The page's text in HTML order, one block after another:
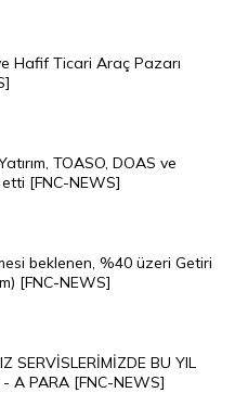
Hafif Ticari Araç Pazarı
TOASO, DOAS ve
[FNC-NEWS]
beklenen, %40 üzeri Getiri
[FNC-NEWS]
SERVİSLERİMİZDE BU YIL
- A PARA [FNC-NEWS]